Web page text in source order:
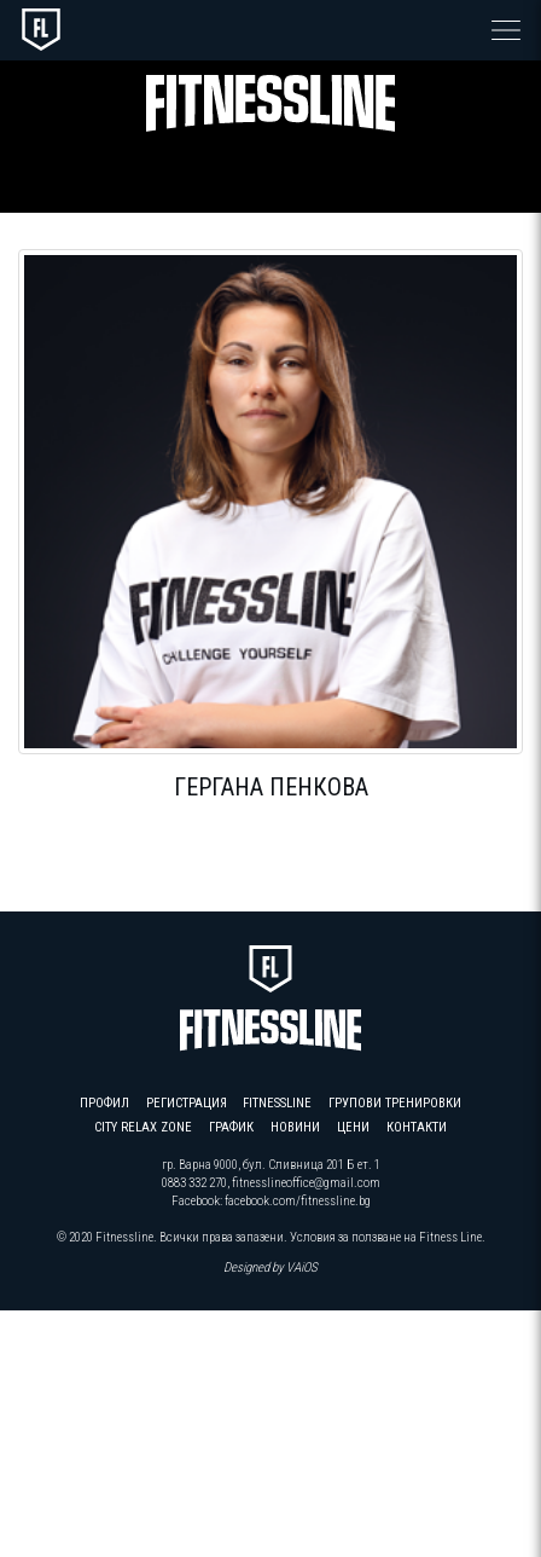
ГЕРГАНА ПЕНКОВА
ПРОФИЛ РЕГИСТРАЦИЯ FITNESSLINE
ГРУПОВИ ТРЕНИРОВКИ
CITY RELAX ZONE
ГРАФИК НОВИНИ ЦЕНИ КОНТАКТИ
гр. Варна 9000, бул. Сливница 201 Б ет. 1
0883 332 270, fitnesslineoffice@gmail.com
Facebook:facebook.com/fitnessline.bg
© 2020 Fitnessline. Всички права запазени. Условия за ползване на Fitness Line.
Designed by VAiOS